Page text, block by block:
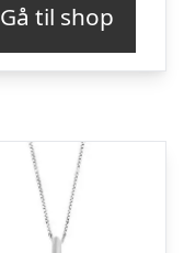
Gå til shop